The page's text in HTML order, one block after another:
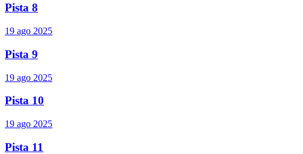
Pista 8
19 ago 2025
Pista 9
19 ago 2025
Pista 10
19 ago 2025
Pista 11